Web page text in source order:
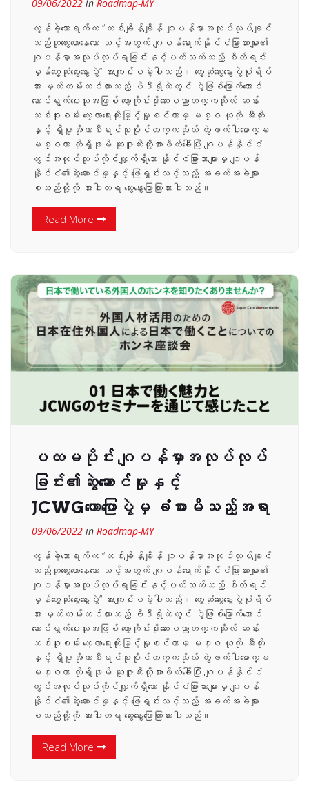
09/06/2022 in Roadmap-MY
လွန်ခဲ့သောရက်က “တစ်ချိန်ချိန် ဂျပန်မှာအလုပ်လုပ်ချင်
သည်ဟုတွေးတောနေသော သင့်အတွက် ဂျပန်ရောက်နိုင်ငံခြားသားများ၏
ဂျပန်မှာအလုပ်လုပ်ရခြင်းနှင့်ပတ်သက်သည့် စိတ်ရင်း
မှန်တွေ့ဆုံဆွေးနွေးပွဲ” အားကျင်းပခဲ့ပါသည်။ တွေ့ဆုံဆွေးနွေးပွဲပုံရိပ်
အား မှတ်တမ်းတင်ထားသည့် ဗီဒီရိုထဲတွင် ပွဲဖြစ်မြောက်အောင်
ဆောင်ရွက်ပေးသူအဖြစ် ဟော့ကိုင်းဒိုးဆေးပညာတက္ကသိုလ် ဆန်း
သစ်စူးစမ်း လေ့လာရေးတိုးမြှင့်မှုစင်တာမှ မစ္စ ယုကို အီတိုး
နှင့် ရှီဇူအိုကာစီရင်စုပိုင်တက္ကသိုလ် တွဲဖက်ပါမောက္ခ
မစ္စတာ တိုရှိဖုမိ ဆူဇူကီးတို့အားဖိတ်ခေါ်ပြီး ဂျပန်နိုင်ငံ
တွင်အလုပ်လုပ်ကိုင်လျှက်ရှိသော နိုင်ငံခြားသားများမှ ဂျပန်
နိုင်ငံ၏ဆွဲဆောင်မှုနှင့် ဖြေရှင်းသင့်သည့် အခက်အခဲများ
စသည်တို့ကို အားပါးတရ ဆွေးနွေးပြောကြားထားပါသည်။
Read More
ပထမပိုင်း ဂျပန်မှာအလုပ်လုပ်
ခြင်း၏ဆွဲဆောင်မှုနှင့်
JCWGဟောပြောပွဲမှ ခံစားမိသည့်အရာ
09/06/2022 in Roadmap-MY
လွန်ခဲ့သောရက်က “တစ်ချိန်ချိန် ဂျပန်မှာအလုပ်လုပ်ချင်
သည်ဟုတွေးတောနေသော သင့်အတွက် ဂျပန်ရောက်နိုင်ငံခြားသားများ၏
ဂျပန်မှာအလုပ်လုပ်ရခြင်းနှင့်ပတ်သက်သည့် စိတ်ရင်း
မှန်တွေ့ဆုံဆွေးနွေးပွဲ” အားကျင်းပခဲ့ပါသည်။ တွေ့ဆုံဆွေးနွေးပွဲပုံရိပ်
အား မှတ်တမ်းတင်ထားသည့် ဗီဒီရိုထဲတွင် ပွဲဖြစ်မြောက်အောင်
ဆောင်ရွက်ပေးသူအဖြစ် ဟော့ကိုင်းဒိုးဆေးပညာတက္ကသိုလ် ဆန်း
သစ်စူးစမ်း လေ့လာရေးတိုးမြှင့်မှုစင်တာမှ မစ္စ ယုကို အီတိုး
နှင့် ရှီဇူအိုကာစီရင်စုပိုင်တက္ကသိုလ် တွဲဖက်ပါမောက္ခ
မစ္စတာ တိုရှိဖုမိ ဆူဇူကီးတို့အားဖိတ်ခေါ်ပြီး ဂျပန်နိုင်ငံ
တွင်အလုပ်လုပ်ကိုင်လျှက်ရှိသော နိုင်ငံခြားသားများမှ ဂျပန်
နိုင်ငံ၏ဆွဲဆောင်မှုနှင့် ဖြေရှင်းသင့်သည့် အခက်အခဲများ
စသည်တို့ကို အားပါးတရ ဆွေးနွေးပြောကြားထားပါသည်။
Read More